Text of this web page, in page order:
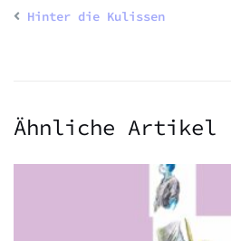
Hinter die Kulissen
Ähnliche Artikel